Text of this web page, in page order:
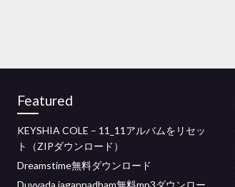
Featured
KEYSHIA COLE – 11_11アルバムをリセッ
ト（ZIPダウンロード）
Dreamstime無料ダウンロード
Duvvada jagannadham無料mp3ダウンロー